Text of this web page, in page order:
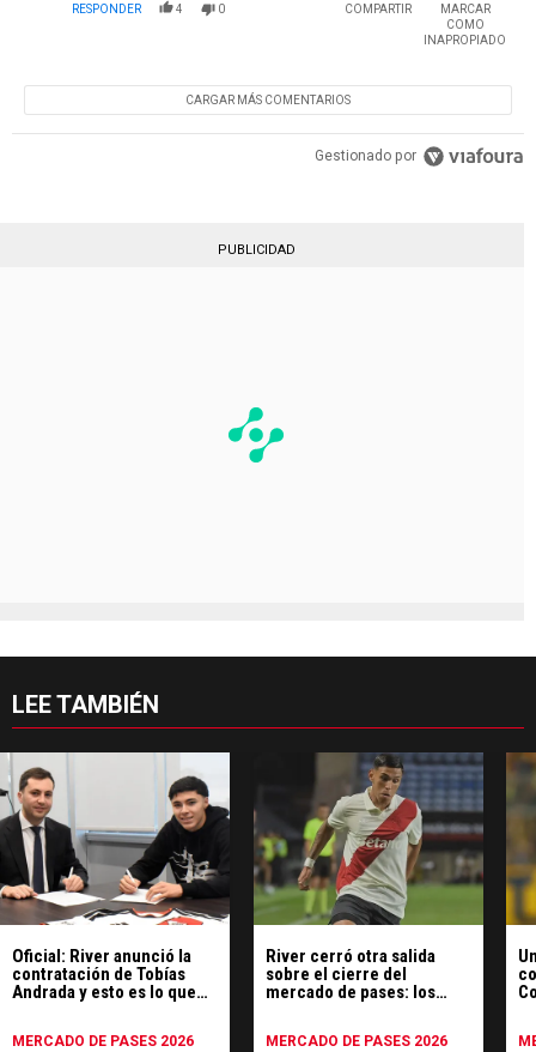
RESPONDER 4 0 COMPARTIR
MARCAR
COMO
INAPROPIADO
CARGAR MÁS COMENTARIOS
Gestionado por
PUBLICIDAD
LEE TAMBIÉN
Oficial: River anunció la
contratación de Tobías
Andrada y esto es lo que
MERCADO DE PASES 2026
River cerró otra salida
sobre el cierre del
mercado de pases: los
MERCADO DE PASES 2026